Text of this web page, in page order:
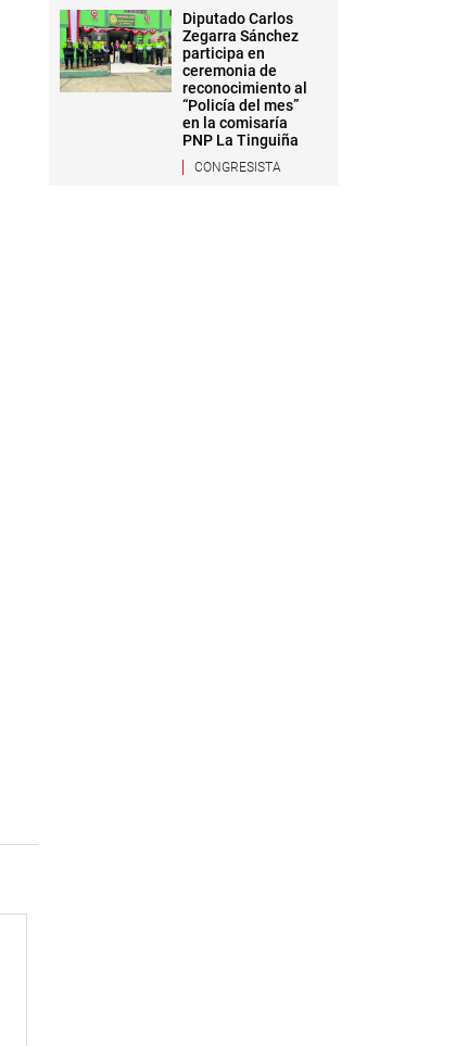
Diputado Carlos
Zegarra Sánchez
participa en
ceremonia de
reconocimiento al
“Policía del mes”
en la comisaría
PNP La Tinguiña
CONGRESISTA